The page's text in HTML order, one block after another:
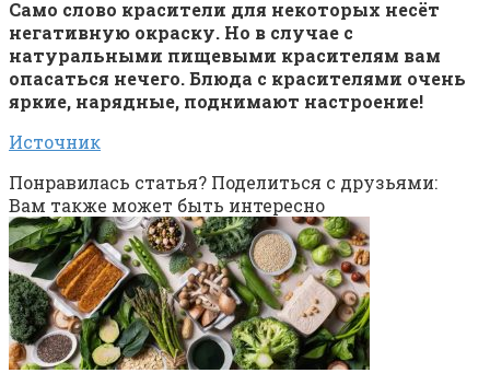
Само слово красители для некоторых несёт
негативную окраску. Но в случае с
натуральными пищевыми красителям вам
опасаться нечего. Блюда с красителями очень
яркие, нарядные, поднимают настроение!
Источник
Понравилась статья? Поделиться с друзьями:
Вам также может быть интересно